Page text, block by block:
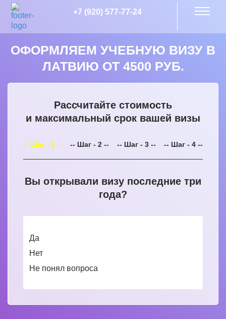
+7 (920) 577-77-24
ОФОРМЛЯЕМ УЧЕБНУЮ ВИЗУ В
ЛАТВИЮ ОТ 4500 РУБ.
Рассчитайте стоимость
и максимальный срок вашей визы
-- Шаг - 1 -- -- Шаг - 2 -- -- Шаг - 3 -- -- Шаг - 4 --
Вы открывали визу последние три
года?
Да
Нет
Не понял вопроса